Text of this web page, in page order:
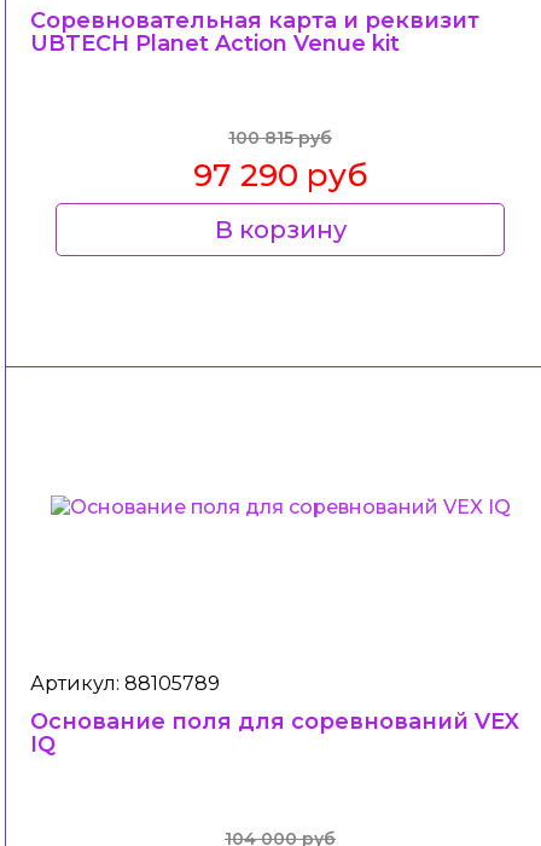
Соревновательная карта и реквизит
UBTECH Planet Action Venue kit
100 815 руб
97 290 руб
В корзину
Артикул: 88105789
Основание поля для соревнований VEX
IQ
104 000 руб